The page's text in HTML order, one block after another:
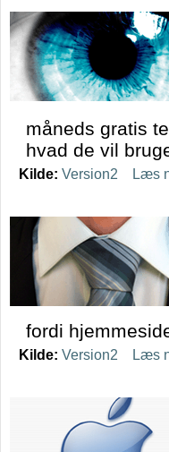
måneds gratis
hvad de vil
Kilde: Version2 Læs
fordi
Kilde: Version2 Læs